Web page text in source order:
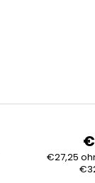
€27,25